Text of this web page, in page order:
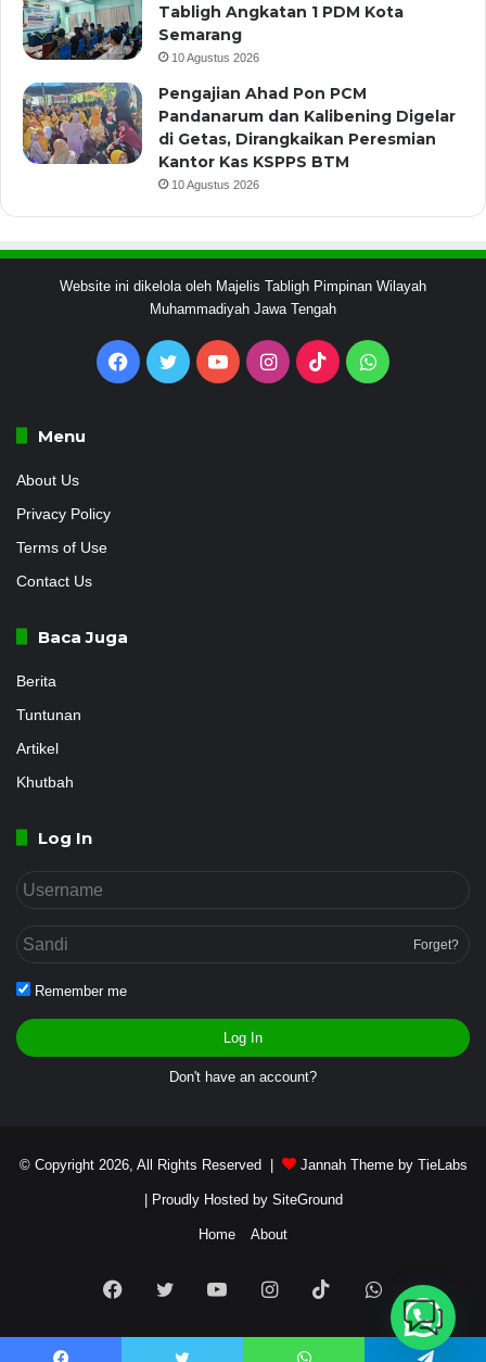
Tabligh Angkatan 1 PDM Kota
Semarang
10 Agustus 2026
Pengajian Ahad Pon PCM
Pandanarum dan Kalibening Digelar
di Getas, Dirangkaikan Peresmian
Kantor Kas KSPPS BTM
10 Agustus 2026
Website ini dikelola oleh Majelis Tabligh Pimpinan Wilayah
Muhammadiyah Jawa Tengah
Facebook
Twitter YouTubeInstagram
TikTokWhatsApp
Menu
About Us
Privacy Policy
Terms of Use
Contact Us
Baca Juga
Berita
Tuntunan
Artikel
Khutbah
Log In
Forget?
Remember me
Log In
Don't have an account?
© Copyright 2026, All Rights Reserved | Jannah Theme by TieLabs
| Proudly Hosted by SiteGround
Home About
Facebook
Twitter YouTubeInstagramTikTokWhatsApp